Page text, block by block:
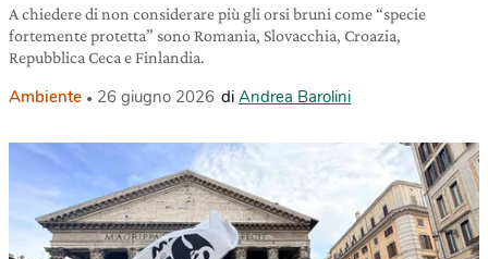
A chiedere di non considerare più gli orsi bruni come “specie
fortemente protetta” sono Romania, Slovacchia, Croazia,
Repubblica Ceca e Finlandia.
Ambiente 26 giugno 2026 di Andrea Barolini